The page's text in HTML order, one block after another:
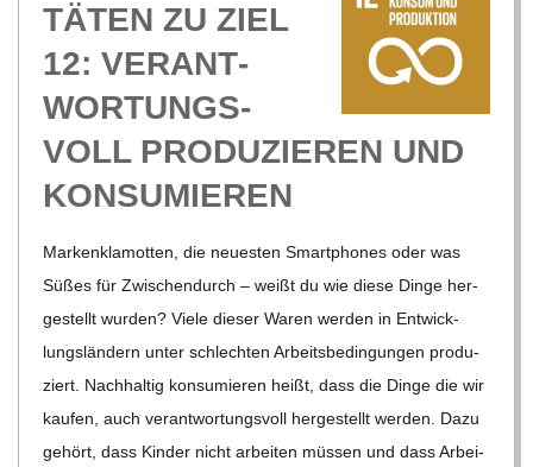
G
O
L
D
S
C
H
TÄ­TEN ZU ZIEL
12: VER­ANT­
WOR­TUNGS­
VOLL PRO­DU­ZIE­REN UND
KONSUMIEREN
Mar­ken­kla­mot­ten, die neu­es­ten Smart­phones oder was
Süßes für Zwi­schen­durch – weißt du wie diese Dinge her­
ge­stellt wur­den? Viele die­ser Waren wer­den in Ent­wick­
lungs­län­dern unter schlech­ten Arbeits­be­din­gun­gen pro­du­
ziert. Nach­hal­tig kon­su­mie­ren heißt, dass die Dinge die wir
kau­fen, auch ver­ant­wor­tungs­voll her­ge­stellt wer­den. Dazu
gehört, dass Kin­der nicht arbei­ten müs­sen und dass Arbei­